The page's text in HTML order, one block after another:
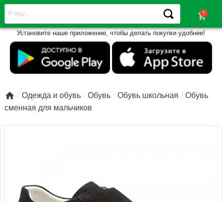
shopping_cart
Установите наше приложение, чтобы делать покупки удобнее!
 Одежда и обувь Обувь Обувь школьная
Обувь
сменная для мальчиков